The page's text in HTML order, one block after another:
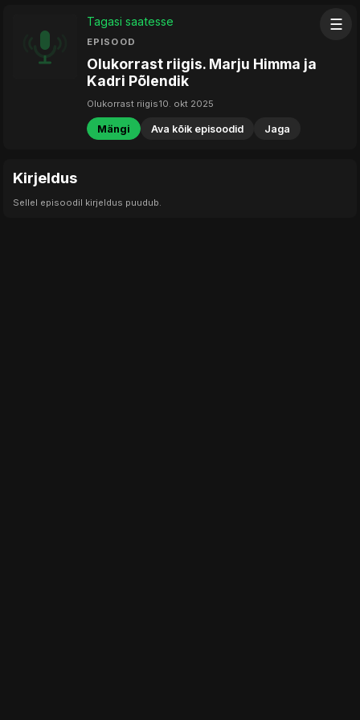
☰
Tagasi saatesse
EPISOOD
Olukorrast riigis. Marju Himma ja
Kadri Põlendik
Olukorrast riigis10. okt 2025
Mängi Ava kõik episoodid Jaga
Kirjeldus
Sellel episoodil kirjeldus puudub.